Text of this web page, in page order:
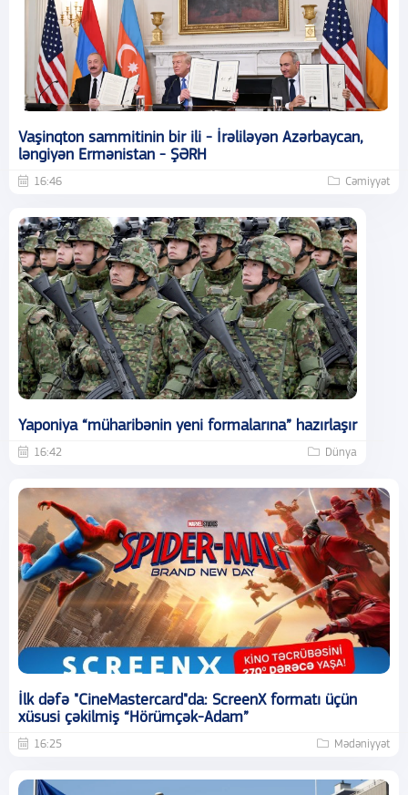
Vaşinqton sammitinin bir ili - İrəliləyən Azərbaycan,
ləngiyən Ermənistan - ŞƏRH
16:46 Cəmiyyət
Yaponiya “müharibənin yeni formalarına” hazırlaşır
16:42 Dünya
İlk dəfə "CineMastercard"da: ScreenX formatı üçün
xüsusi çəkilmiş “Hörümçək-Adam”
16:25 Mədəniyyət